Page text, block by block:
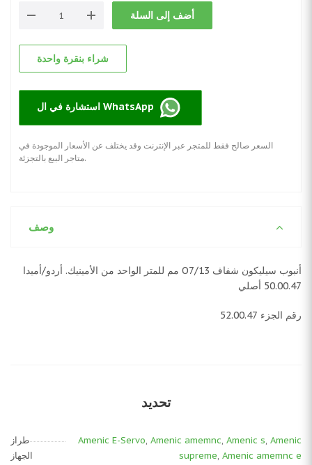
أضف إلى السلة
شراء بنقرة واحدة
استشارة في ال WhatsApp
السعر صالح فقط للمتجر عبر الإنترنت وقد يختلف عن الأسعار الموجودة في
متاجر البيع بالتجزئة.
وصف
أنبوب سيليكون شفاف O7/13 مم للمتر الواحد من الأمينيك. أردو/أميدا
50.00.47 أصلي
رقم الجزء 52.00.47
تحديد
طراز
الجهاز
Amenic E-Servo, Amenic amemnc, Amenic s, Amenic
supreme, Amenic amemnc e